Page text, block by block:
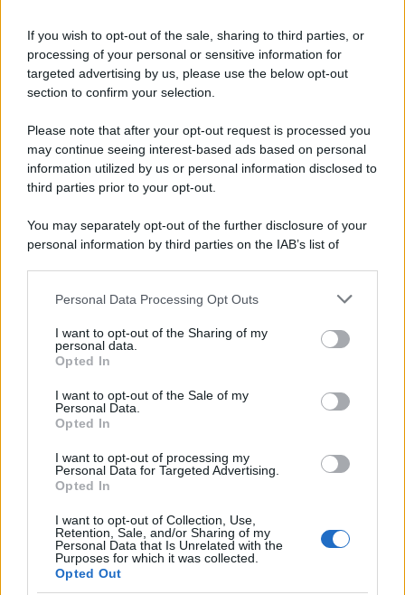
If you wish to opt-out of the sale, sharing to third parties, or
processing of your personal or sensitive information for
targeted advertising by us, please use the below opt-out
section to confirm your selection.
Please note that after your opt-out request is processed you
may continue seeing interest-based ads based on personal
information utilized by us or personal information disclosed to
third parties prior to your opt-out.
You may separately opt-out of the further disclosure of your
personal information by third parties on the IAB’s list of
This information may also be disclosed by us to third parties
disclose it to other third parties.
Please note that this website/app uses one or more Google
services and may gather and store information including but
not limited to your visit or usage behaviour. You may click to
grant or deny consent to Google and its third-party tags to
consent section.
Personal Data Processing Opt Outs
I want to opt-out of the Sharing of my
personal data.
Opted In
I want to opt-out of the Sale of my
Personal Data.
Opted In
I want to opt-out of processing my
Personal Data for Targeted Advertising.
Opted In
I want to opt-out of Collection, Use,
Retention, Sale, and/or Sharing of my
Personal Data that Is Unrelated with the
Purposes for which it was collected.
Opted Out